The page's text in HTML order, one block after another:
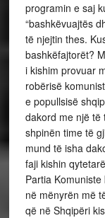
programin e saj
“bashkëvuajtës
të njejtin thes.
bashkëfajtorët?
i kishim provuar
robërisë
e popullsisë
dakord me një të
shpinën time të
mund të isha
faji kishin
Partia
në mënyrën më
që në Shqipëri